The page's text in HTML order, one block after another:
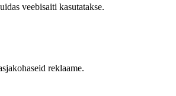
veebisaiti kasutatakse.
reklaame.